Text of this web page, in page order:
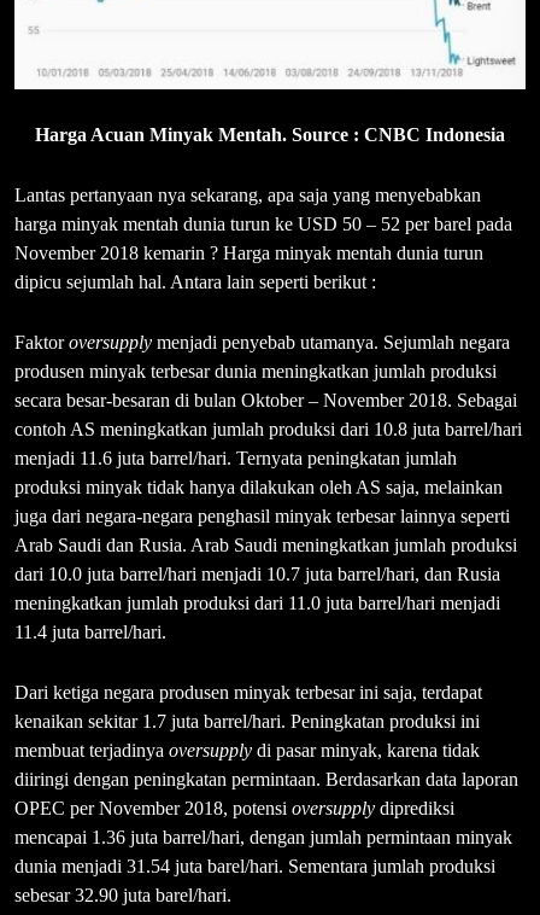
Harga Acuan Minyak Mentah. Source : CNBC Indonesia
Lantas pertanyaan nya sekarang, apa saja yang menyebabkan
harga minyak mentah dunia turun ke USD 50 – 52 per barel pada
November 2018 kemarin ? Harga minyak mentah dunia turun
dipicu sejumlah hal. Antara lain seperti berikut :
Faktoroversupply menjadi penyebab utamanya. Sejumlah negara
produsen minyak terbesar dunia meningkatkan jumlah produksi
secara besar-besaran di bulan Oktober – November 2018. Sebagai
contoh AS meningkatkan jumlah produksi dari 10.8 juta barrel/hari
menjadi 11.6 juta barrel/hari. Ternyata peningkatan jumlah
produksi minyak tidak hanya dilakukan oleh AS saja, melainkan
juga dari negara-negara penghasil minyak terbesar lainnya seperti
Arab Saudi dan Rusia. Arab Saudi meningkatkan jumlah produksi
dari 10.0 juta barrel/hari menjadi 10.7 juta barrel/hari, dan Rusia
meningkatkan jumlah produksi dari 11.0 juta barrel/hari menjadi
11.4 juta barrel/hari.
Dari ketiga negara produsen minyak terbesar ini saja, terdapat
kenaikan sekitar 1.7 juta barrel/hari. Peningkatan produksi ini
membuat terjadinya oversupply di pasar minyak, karena tidak
diiringi dengan peningkatan permintaan. Berdasarkan data laporan
OPEC per November 2018, potensi oversupply diprediksi
mencapai 1.36 juta barrel/hari, dengan jumlah permintaan minyak
dunia menjadi 31.54 juta barel/hari. Sementara jumlah produksi
sebesar 32.90 juta barel/hari.